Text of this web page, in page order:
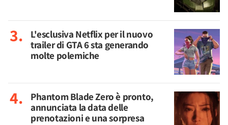
L'esclusiva Netflix per il nuovo
trailer di GTA 6 sta generando
molte polemiche
Phantom Blade Zero è pronto,
annunciata la data delle
prenotazioni e una sorpresa